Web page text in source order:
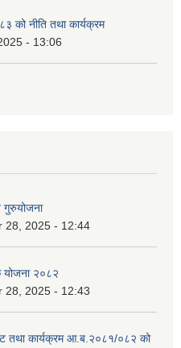
को नीति तथा कार्यक्रम
- 13:06
गुरुयोजना
28, 2025 - 12:44
योजना २०८२
28, 2025 - 12:43
तथा कार्यक्रम आ.ब.२०८१/०८२ को